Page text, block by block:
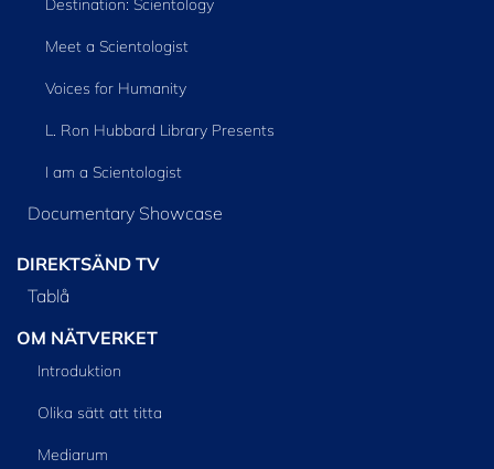
Destination: Scientology
Meet a Scientologist
Voices for Humanity
L. Ron Hubbard Library Presents
I am a Scientologist
Documentary Showcase
DIREKTSÄND TV
Tablå
OM NÄTVERKET
Introduktion
Olika sätt att titta
Mediarum